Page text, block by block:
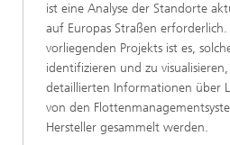
ist eine Analyse der Standorte
auf Europas Straßen erforderlich.
vorliegenden Projekts ist es,
identifizieren und zu
detaillierten Informationen über
von den
Hersteller gesammelt werden.